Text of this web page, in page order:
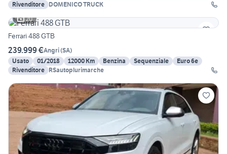
Rivenditore DOMENICO TRUCK
20
Ferrari 488 GTB
239.999 €Angri(SA)
Usato
01/2018 12000 Km Benzina Sequenziale
Euro 6e
Rivenditore RSautoplurimarche